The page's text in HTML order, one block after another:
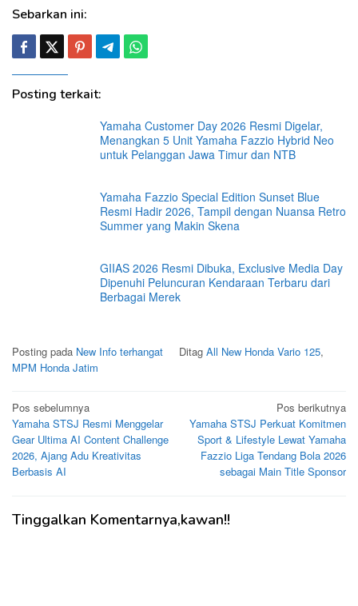
Sebarkan ini:
Posting terkait:
Yamaha Customer Day 2026 Resmi Digelar,
Menangkan 5 Unit Yamaha Fazzio Hybrid Neo
untuk Pelanggan Jawa Timur dan NTB
Yamaha Fazzio Special Edition Sunset Blue
Resmi Hadir 2026, Tampil dengan Nuansa Retro
Summer yang Makin Skena
GIIAS 2026 Resmi Dibuka, Exclusive Media Day
Dipenuhi Peluncuran Kendaraan Terbaru dari
Berbagai Merek
Posting pada New Info terhangat Ditag All New Honda Vario 125,
MPM Honda Jatim
Navigasi
pos
Pos sebelumnya
Yamaha STSJ Resmi Menggelar
Gear Ultima AI Content Challenge
2026, Ajang Adu Kreativitas
Berbasis AI
Pos berikutnya
Yamaha STSJ Perkuat Komitmen
Sport & Lifestyle Lewat Yamaha
Fazzio Liga Tendang Bola 2026
sebagai Main Title Sponsor
Tinggalkan Komentarnya,kawan!!